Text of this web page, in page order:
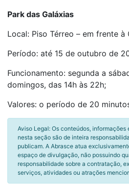
Park das Galáxias
Local: Piso Térreo – em frente à
Período: até 15 de outubro de
Funcionamento: segunda a
domingos, das 14h às 22h;
Valores: o período de 20
Aviso Legal: Os conteúdos, informações
nesta seção são de inteira
publicam. A Abrasce atua
espaço de divulgação, não possuindo
responsabilidade sobre a contratação,
serviços, atividades ou atrações